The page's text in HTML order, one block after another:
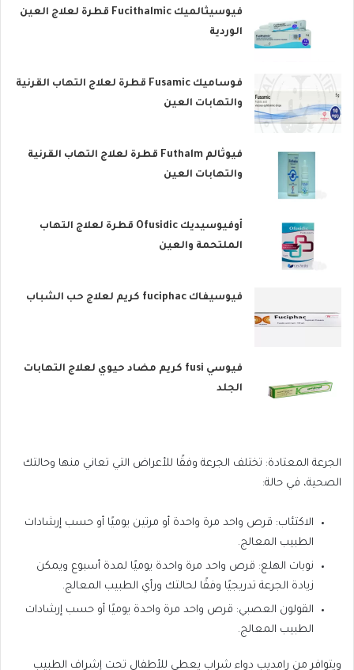
فيوسيثالميك Fucithalmic قطرة لعلاج العين
الوردية
فوساميك Fusamic قطرة لعلاج التهاب القرنية
والتهابات العين
فيوثالم Futhalm قطرة لعلاج التهاب القرنية
والتهابات العين
أوفيوسيديك Ofusidic قطرة لعلاج التهاب
الملتحمة والعين
فيوسيفاك fuciphac كريم لعلاج حب الشباب
فيوسي fusi كريم مضاد حيوي لعلاج التهابات
الجلد
الجرعة المعتادة: تختلف الجرعة وفقًا للأعراض التي تعاني منها وحالتك
الصحية، في حالة:
الاكتئاب: قرص واحد مرة واحدة أو مرتين يوميًا أو حسب إرشادات
الطبيب المعالج.
نوبات الهلع: قرص واحد مرة واحدة يوميًا لمدة أسبوع ويمكن
زيادة الجرعة تدريجيًا وفقًا لحالتك ورأي الطبيب المعالج.
القولون العصبي: قرص واحد مرة واحدة يوميًا أو حسب إرشادات
الطبيب المعالج.
ويتوافر من رامديب دواء شراب يعطى للأطفال تحت إشراف الطبيب